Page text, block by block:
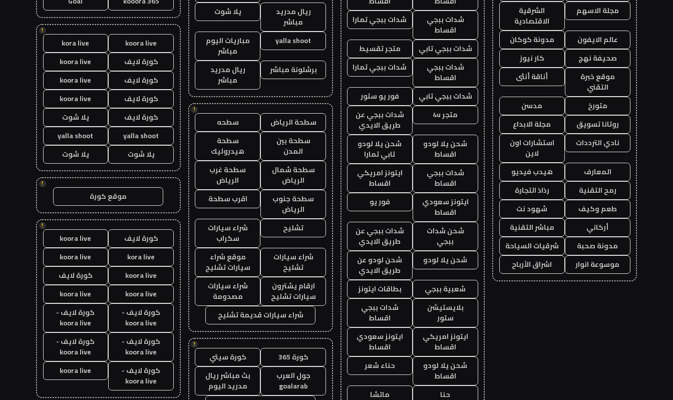
مجلة الاسهم
الشرقية
الاقتصادية
عالم الايفون
مدونة كوكان
صحيفة نهج
كار نيوز
موقع خبرة
التقني
أناقة أنثى
متورخ
مدسن
روتانا تسويق
مجلة الابداع
نادي الترددات
استشارات اون
لاين
المعارف
هيدب فيديو
رمح التقنية
رذاذ التجارة
طعم وكيف
شهود نت
أركاني
مباشر التقنية
مدونة صحبة
شرقيات السياحة
موسوعة انوار
اشراق الأرباح
شدات ببجي
اقساط
شدات ببجي تمارا
شدات ببجي تابي
متجر تقسيط
شدات ببجي
اقساط
شدات ببجي تمارا
شدات ببجي تابي
فور يو ستور
متجر 4u
شدات ببجي عن
طريق الايدي
شحن يلا لودو
اقساط
شحن يلا لودو
تابي تمارا
شدات ببجي
اقساط
ايتونز امريكي
اقساط
ايتونز سعودي
اقساط
فور يو
شحن شدات
ببجي
شدات ببجي عن
طريق الايدي
شحن يلا لودو
شحن لودو عن
طريق الايدي
شعبية ببجي
بطاقات ايتونز
بلايستيشن
ستور
شدات ببجي
اقساط
ايتونز امريكي
اقساط
ايتونز سعودي
اقساط
شحن يلا لودو
اقساط
حناء شعر
حنا ماتشا
ريال مدريد
مباشر
يلا شوت
yalla shoot
مباريات اليوم
مباشر
برشلونة مباشر
ريال مدريد
مباشر
!
سطحة الرياض
سطحه
سطحة بين
المدن
سطحة
هيدروليك
سطحة شمال
الرياض
سطحة غرب
الرياض
سطحة جنوب
الرياض
اقرب سطحة
تشليح
شراء سيارات
سكراب
شراء سيارات
تشليح
موقع شراء
سيارات تشليح
ارقام يشترون
سيارات تشليح
شراء سيارات
مصدومة
شراء سيارات قديمة تشليح
!
كورة 365
كورة سيتي
جول العرب
goalarab
بث مباشر ريال
مدريد اليوم
!
koora live
kora live
كورة لايف
koora live
كورة لايف
koora live
كورة لايف
koora live
كورة لايف
يلا شوت
yalla shoot
yalla shoot
يلا شوت
يلا شوت
!
موقع كورة
!
كورة لايف
koora live
kora live
koora live
koora live
كورة لايف
koora live
koora live
كورة لايف -
koora live
كورة لايف -
koora live
كورة لايف -
koora live
كورة لايف -
koora live
كورة لايف -
koora live
koora live